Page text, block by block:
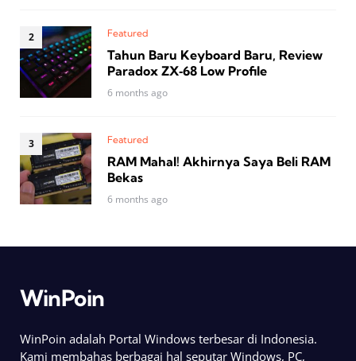
Featured
Tahun Baru Keyboard Baru, Review
Paradox ZX‑68 Low Profile
6 months ago
Featured
RAM Mahal! Akhirnya Saya Beli RAM
Bekas
6 months ago
WinPoin
WinPoin adalah Portal Windows terbesar di Indonesia.
Kami membahas berbagai hal seputar Windows, PC,